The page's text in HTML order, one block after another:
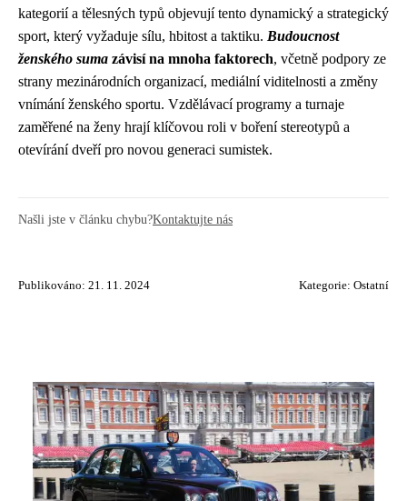
kategorií a tělesných typů objevují tento dynamický a strategický
sport, který vyžaduje sílu, hbitost a taktiku. Budoucnost
ženského suma závisí na mnoha faktorech, včetně podpory ze
strany mezinárodních organizací, mediální viditelnosti a změny
vnímání ženského sportu. Vzdělávací programy a turnaje
zaměřené na ženy hrají klíčovou roli v boření stereotypů a
otevírání dveří pro novou generaci sumistek.
Našli jste v článku chybu?Kontaktujte nás
Publikováno: 21. 11. 2024 Kategorie: Ostatní